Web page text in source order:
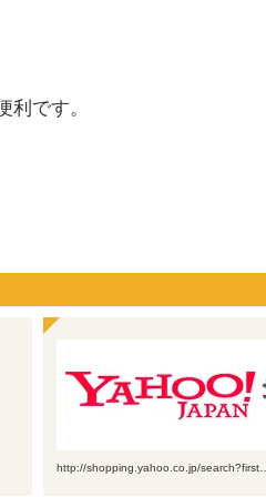
です。
http://shopping.yahoo.co.jp/search?first…